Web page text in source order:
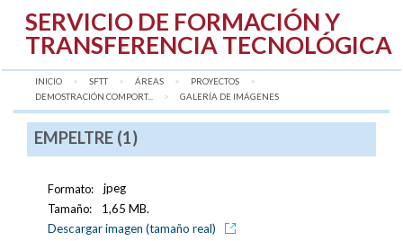
SERVICIO DE FORMACIÓN Y
TRANSFERENCIA TECNOLÓGICA
INICIO SFTT ÁREAS
PROYECTOS
DEMOSTRACIÓN COMPORT...
AQUÍ:
GALERÍA DE IMÁGENES
EMPELTRE (1)
Formato:
jpeg
Tamaño:
1,65 MB.
Descargar imagen (tamaño real)